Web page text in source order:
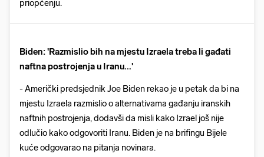
priopćenju.
Biden: 'Razmislio bih na mjestu Izraela treba li gađati
naftna postrojenja u Iranu...'
- Američki predsjednik Joe Biden rekao je u petak da bi na
mjestu Izraela razmislio o alternativama gađanju iranskih
naftnih postrojenja, dodavši da misli kako Izrael još nije
odlučio kako odgovoriti Iranu. Biden je na brifingu Bijele
kuće odgovarao na pitanja novinara.